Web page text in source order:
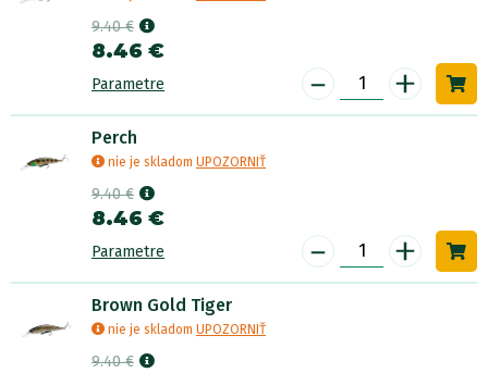
9.40 €
8.46 €
Parametre - +
Perch
nie je skladom UPOZORNIŤ
9.40 €
8.46 €
Parametre - +
Brown Gold Tiger
nie je skladom UPOZORNIŤ
9.40 €